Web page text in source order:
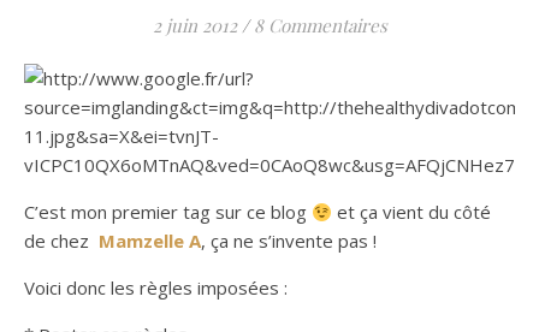
2 juin 2012 / 8 Commentaires
C’est mon premier tag sur ce blog
et ça vient du côté
de chez Mamzelle A, ça ne s’invente pas !
Voici donc les règles imposées :